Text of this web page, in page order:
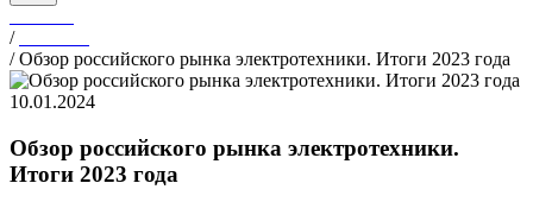
/
/Обзор российского рынка электротехники. Итоги 2023 года
10.01.2024
Обзор российского рынка электротехники.
Итоги 2023 года